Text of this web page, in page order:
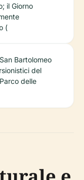
il Giorno
(
Bartolomeo
del
delle